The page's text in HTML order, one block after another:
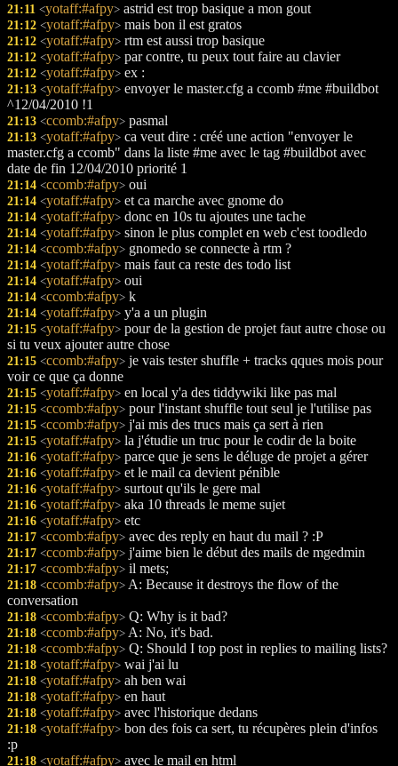
21:11 <yotaff:#afpy> astrid est trop basique a mon gout
21:12 <yotaff:#afpy> mais bon il est gratos
21:12 <yotaff:#afpy> rtm est aussi trop basique
21:12 <yotaff:#afpy> par contre, tu peux tout faire au clavier
21:12 <yotaff:#afpy> ex :
21:13 <yotaff:#afpy> envoyer le master.cfg a ccomb #me #buildbot
^12/04/2010 !1
21:13 <ccomb:#afpy> pasmal
21:13 <yotaff:#afpy> ca veut dire : créé une action "envoyer le
master.cfg a ccomb" dans la liste #me avec le tag #buildbot avec
date de fin 12/04/2010 priorité 1
21:14 <ccomb:#afpy> oui
21:14 <yotaff:#afpy> et ca marche avec gnome do
21:14 <yotaff:#afpy> donc en 10s tu ajoutes une tache
21:14 <yotaff:#afpy> sinon le plus complet en web c'est toodledo
21:14 <ccomb:#afpy> gnomedo se connecte à rtm ?
21:14 <yotaff:#afpy> mais faut ca reste des todo list
21:14 <yotaff:#afpy> oui
21:14 <ccomb:#afpy> k
21:14 <yotaff:#afpy> y'a a un plugin
21:15 <yotaff:#afpy> pour de la gestion de projet faut autre chose ou
si tu veux ajouter autre chose
21:15 <ccomb:#afpy> je vais tester shuffle + tracks qques mois pour
voir ce que ça donne
21:15 <yotaff:#afpy> en local y'a des tiddywiki like pas mal
21:15 <ccomb:#afpy> pour l'instant shuffle tout seul je l'utilise pas
21:15 <ccomb:#afpy> j'ai mis des trucs mais ça sert à rien
21:15 <yotaff:#afpy> la j'étudie un truc pour le codir de la boite
21:16 <yotaff:#afpy> parce que je sens le déluge de projet a gérer
21:16 <yotaff:#afpy> et le mail ca devient pénible
21:16 <yotaff:#afpy> surtout qu'ils le gere mal
21:16 <yotaff:#afpy> aka 10 threads le meme sujet
21:16 <yotaff:#afpy> etc
21:17 <ccomb:#afpy> avec des reply en haut du mail ? :P
21:17 <ccomb:#afpy> j'aime bien le début des mails de mgedmin
21:17 <ccomb:#afpy> il mets;
21:18 <ccomb:#afpy> A: Because it destroys the flow of the
conversation
21:18 <ccomb:#afpy> Q: Why is it bad?
21:18 <ccomb:#afpy> A: No, it's bad.
21:18 <ccomb:#afpy> Q: Should I top post in replies to mailing lists?
21:18 <yotaff:#afpy> wai j'ai lu
21:18 <yotaff:#afpy> ah ben wai
21:18 <yotaff:#afpy> en haut
21:18 <yotaff:#afpy> avec l'historique dedans
21:18 <yotaff:#afpy> bon des fois ca sert, tu récupères plein d'infos
:p
21:18 <yotaff:#afpy> avec le mail en html